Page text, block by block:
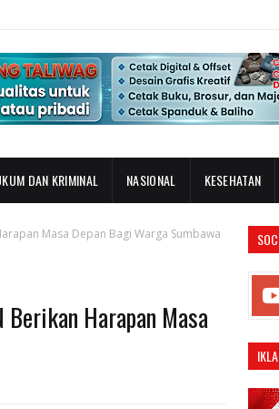
DAN KRIMINAL NASIONAL KESEHATAN
Masa Depan Bagi Warga Sumbawa
Harapan Masa